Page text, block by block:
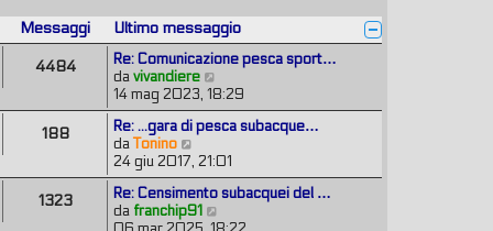
g
g
i
o
e
s
s
g
g
i
i
m
o
m
e
s
s
a
g
g
i
o
i
u
t
i
m
o
m
e
s
s
a
g
Messaggi Ultimo messaggio
4484
Re: Comunicazione pesca sport…
davivandiere
e
d
i
l
t
i
14 mag 2023, 18:29
188
Re: ...gara di pesca subacque…
daTonino
e
d
i
u
24 giu 2017, 21:01
1323
Re: Censimento subacquei del …
da franchip91